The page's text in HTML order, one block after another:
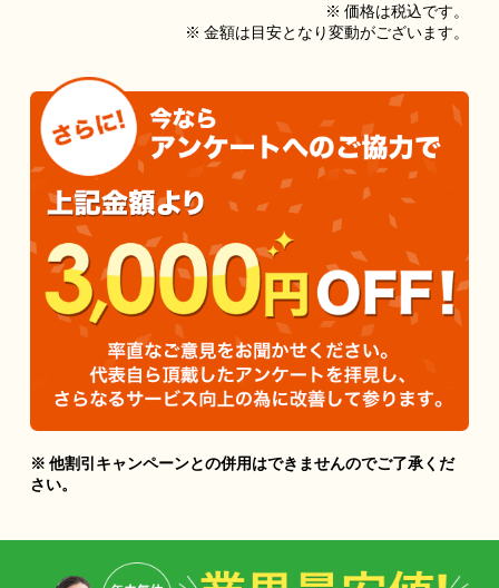
※ 価格は税込です。
※ 金額は目安となり変動がございます。
※ 他割引キャンペーンとの併用はできませんのでご了承くだ
さい。